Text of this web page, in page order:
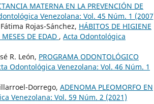
MATERNA EN LA PREVENCIÓN DE
Venezolana: Vol. 45 Núm. 1
Rojas-Sánchez, HÁBITOS DE HIGIENE
DE EDAD , Acta Odontológica
R. León, PROGRAMA ODONTOLÓGICO
Odontológica Venezolana: Vol. 46 Núm. 1
Dorrego, ADENOMA PLEOMORFO EN
Venezolana: Vol. 59 Núm. 2 (2021)